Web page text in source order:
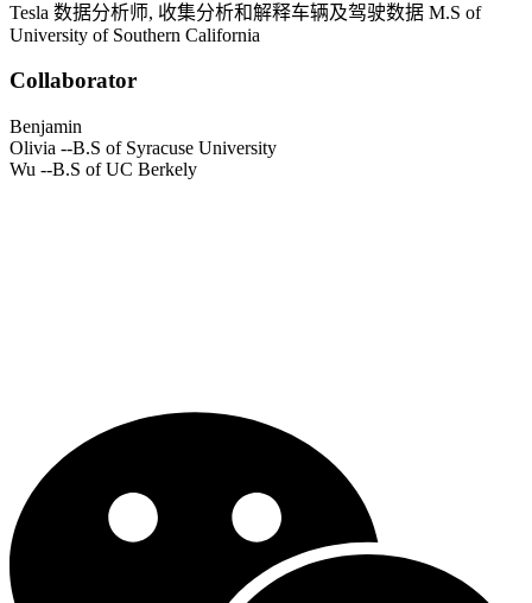
Tesla 数据分析师, 收集分析和解释车辆及驾驶数据 M.S of
University of Southern California
Collaborator
Benjamin
Olivia --B.S of Syracuse University
Wu --B.S of UC Berkely